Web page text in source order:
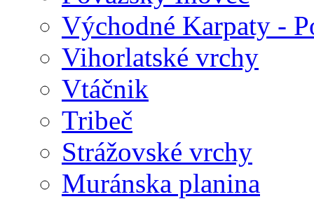
Východné Karpaty -
Vihorlatské vrchy
Vtáčnik
Tribeč
Strážovské vrchy
Muránska planina